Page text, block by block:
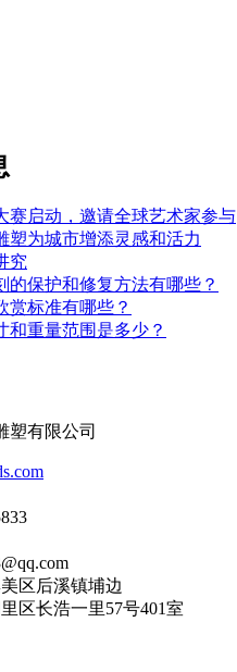
赛启动，邀请全球艺术家参与
塑为城市增添灵感和活力
究
的保护和修复方法有哪些？
赏标准有哪些？
和重量范围是多少？
塑有限公司
区后溪镇埔边
区长浩一里57号401室